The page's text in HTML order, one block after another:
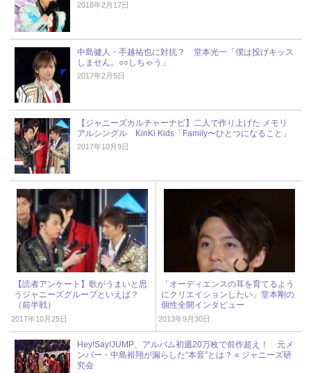
2018年2月17日
中島健人・手越祐也に対抗？ 堂本光一「僕は投げキッス
しません。○○しちゃう」
2017年2月5日
【ジャニーズカルチャーナビ】二人で作り上げた メモリ
アルシングル KinKi Kids「Family〜ひとつになること」
2017年10月9日
【読者アンケート】歌がうまいと思
うジャニーズグループといえば？
（前半戦）
2017年10月25日
「オーディエンスの耳を育てるよう
にクリエイションしたい」堂本剛の
個性全開インタビュー
2013年9月30日
Hey!Say!JUMP、アルバム初週20万枚で前作超え！ 元メ
ンバー・中島裕翔が漏らした“本音”とは？ « ジャニーズ研
究会